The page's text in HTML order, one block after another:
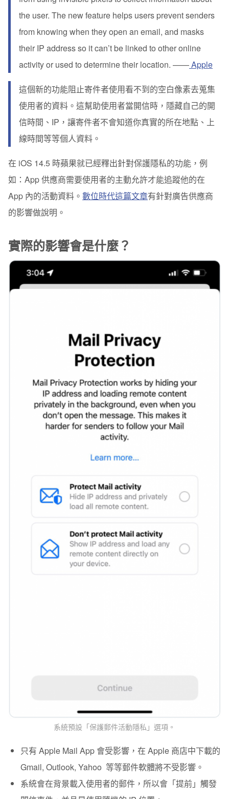
the user. The new feature helps users prevent senders
from knowing when they open an email, and masks
their IP address so it can’t be linked to other online
activity or used to determine their location. ——Apple
這個新的功能阻止寄件者使用看不到的空白像素去蒐集
使用者的資料。這幫助使用者當開信時，隱藏自己的開
信時間、IP，讓寄件者不會知道你真實的所在地點、上
線時間等等個人資料。
在 iOS 14.5 時蘋果就已經釋出針對保護隱私的功能，例
如：App 供應商需要使用者的主動允許才能追蹤他的在
App 內的活動資料。 數位時代這篇文章有針對廣告供應商
的影響做說明。
實際的影響會是什麼？
系統預設「保護郵件活動隱私」選項。
只有 Apple Mail App 會受影響，在 Apple 商店中下載的
Gmail, Outlook, Yahoo 等等郵件軟體將不受影響。
系統會在背景載入使用者的郵件，所以會「提前」觸發